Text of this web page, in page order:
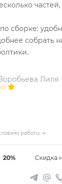
сборке:
собрать
Лиля
работы
20% Скидка